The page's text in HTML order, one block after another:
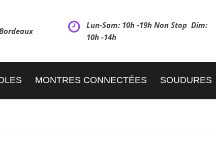
Lun-Sam: 10h -19h Non Stop Dim:
10h -14h
MONTRES CONNECTÉES SOUDURES